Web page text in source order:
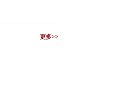
更多>>